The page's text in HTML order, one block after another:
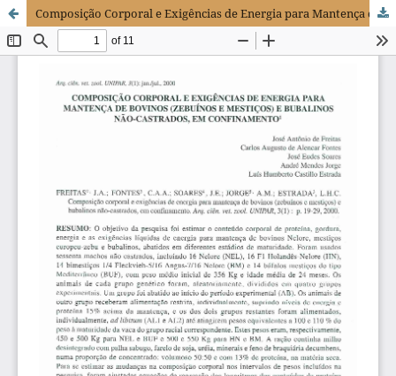
Composição Corporal e Exigências de Energia para Mantença de Bovinos (Zebuínos e Mestiços) e Bubalinos Não-Castrados, em Confinamento